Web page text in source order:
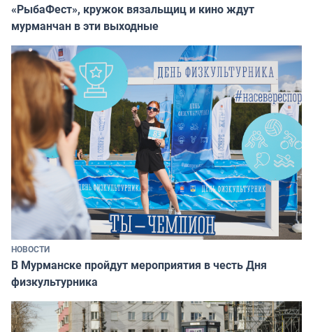
«РыбаФест», кружок вязальщиц и кино ждут
мурманчан в эти выходные
НОВОСТИ
В Мурманске пройдут мероприятия в честь Дня
физкультурника